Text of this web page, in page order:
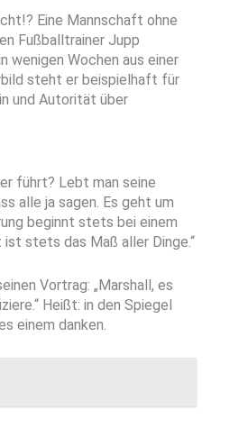
Eine Mannschaft ohne
Fußballtrainer Jupp
wenigen Wochen aus einer
steht er beispielhaft für
und Autorität über
führt? Lebt man seine
alle ja sagen. Es geht um
beginnt stets bei einem
stets das Maß aller Dinge.“
Vortrag: „Marshall, es
Heißt: in den Spiegel
einem danken.